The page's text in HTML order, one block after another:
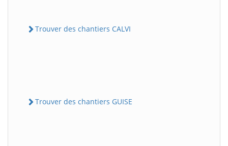
Trouver des chantiers CALVI
Trouver des chantiers GUISE